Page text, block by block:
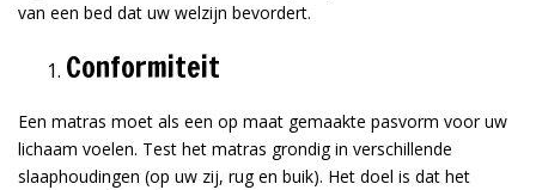
van een bed dat uw welzijn bevordert.
Conformiteit
Een matras moet als een op maat gemaakte pasvorm voor uw
lichaam voelen. Test het matras grondig in verschillende
slaaphoudingen (op uw zij, rug en buik). Het doel is dat het